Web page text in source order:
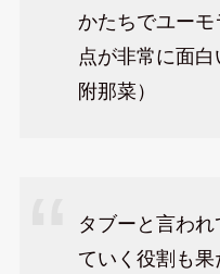
かたちでユー
点が非常に面
附那菜）
タブーと言わ
ていく役割も